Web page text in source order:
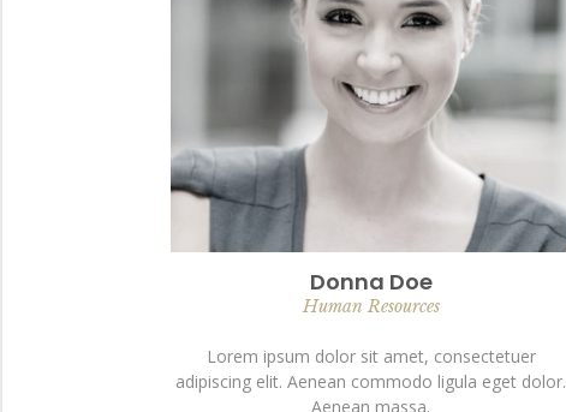
Donna Doe
Human Resources
Lorem ipsum dolor sit amet, consectetuer
adipiscing elit. Aenean commodo ligula eget dolor.
Aenean massa.